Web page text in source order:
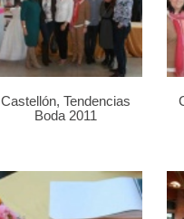
Castellón, Tendencias
Boda 2011